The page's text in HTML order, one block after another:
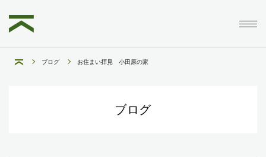
ブログ お住まい拝見 小田原の家
ブログ